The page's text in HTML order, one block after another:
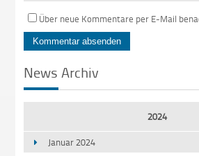
Über neue Kommentare per E-Mail
News Archiv
2024
Januar 2024